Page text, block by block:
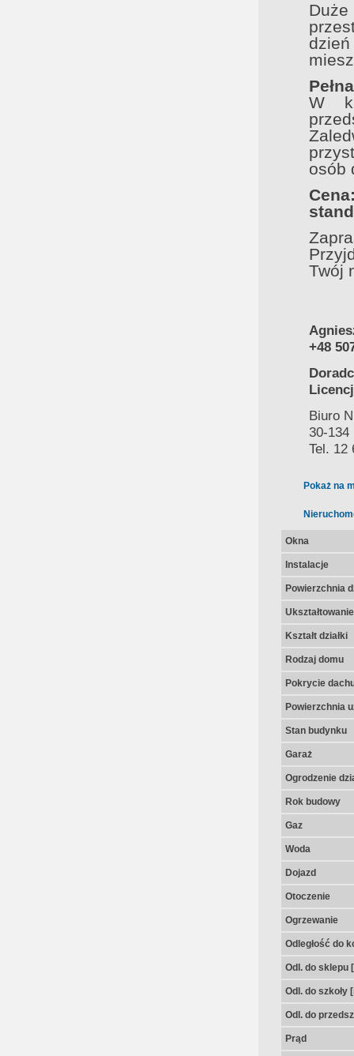
W
osób
Twój
+48
Biuro
30-134
Tel. 12
Pokaż na
Okna
Instalacje
Powierzchnia
Kształt działki
Rodzaj domu
Pokrycie
Powierzchnia
Stan budynku
Garaż
Ogrodzenie
Rok budowy
Gaz
Woda
Dojazd
Otoczenie
Ogrzewanie
Odległość do
Odl. do sklepu
Odl. do szkoły
Odl. do
Prąd